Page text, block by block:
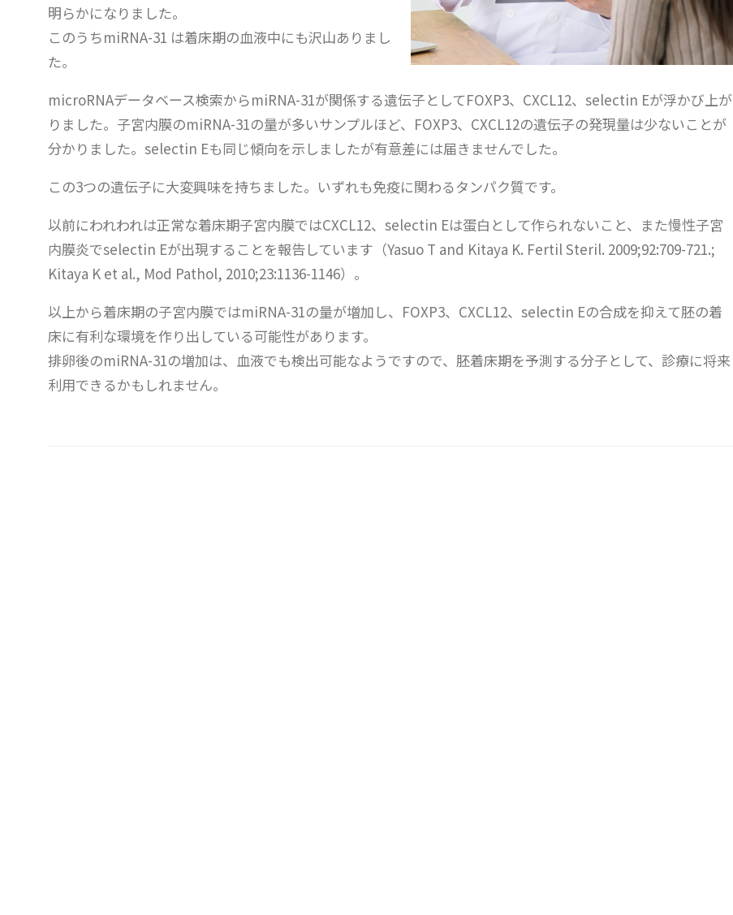
明らかになりました。
このうちmiRNA-31 は着床期の血液中にも沢山ありまし
た。
microRNAデータベース検索からmiRNA-31が関係する遺伝子としてFOXP3、CXCL12、selectin Eが浮かび上が
りました。子宮内膜のmiRNA-31の量が多いサンプルほど、FOXP3、CXCL12の遺伝子の発現量は少ないことが
分かりました。selectin Eも同じ傾向を示しましたが有意差には届きませんでした。
この3つの遺伝子に大変興味を持ちました。いずれも免疫に関わるタンパク質です。
以前にわれわれは正常な着床期子宮内膜ではCXCL12、selectin Eは蛋白として作られないこと、また慢性子宮
内膜炎でselectin Eが出現することを報告しています（Yasuo T and Kitaya K. Fertil Steril. 2009;92:709-721.;
Kitaya K et al., Mod Pathol, 2010;23:1136-1146）。
以上から着床期の子宮内膜ではmiRNA-31の量が増加し、FOXP3、CXCL12、selectin Eの合成を抑えて胚の着
床に有利な環境を作り出している可能性があります。
排卵後のmiRNA-31の増加は、血液でも検出可能なようですので、胚着床期を予測する分子として、診療に将来
利用できるかもしれません。